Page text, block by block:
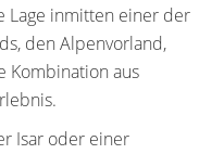
Lage inmitten einer der
den Alpenvorland,
Kombination aus
Isar oder einer